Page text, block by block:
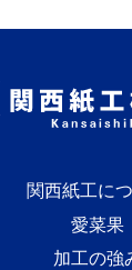
関西紙工に
愛菜果
加工の強